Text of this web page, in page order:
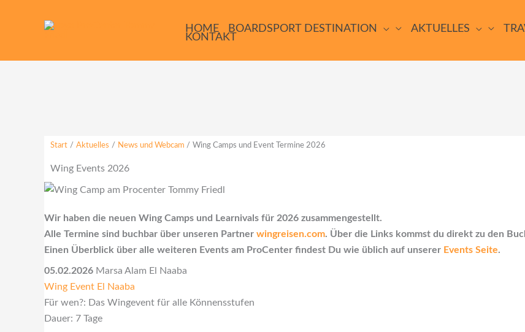
HOME BOARDSPORT DESTINATION AKTUELLES
KONTAKT
Start Aktuelles News und Webcam Wing Camps und Event Termine 2026
Wing Events 2026
Wir haben die neuen Wing Camps und Learnivals für 2026 zusammengestellt.
Alle Termine sind buchbar über unseren Partner wingreisen.com. Über die Links kommst du direkt zu den
Einen Überblick über alle weiteren Events am ProCenter findest Du wie üblich auf unserer Events Seite.
05.02.2026 Marsa Alam El Naaba
Wing Event El Naaba
Für wen?: Das Wingevent für alle Könnensstufen
Dauer: 7 Tage